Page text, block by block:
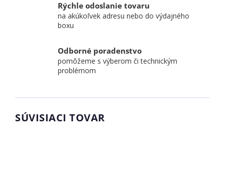
Rýchle odoslanie tovaru
na akúkoľvek adresu nebo do výdajného
boxu
Odborné poradenstvo
pomôžeme s výberom či technickým
problémom
SÚVISIACI TOVAR